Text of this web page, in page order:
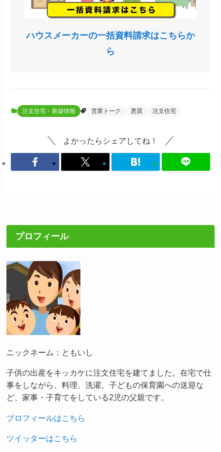
ハウスメーカーの一括資料請求はこちらか
ら
注文住宅・新築情報 営業トーク 悪質 注文住宅
よかったらシェアしてね！
プロフィール
ニックネーム：ともいし
子供の出産をキッカケに注文住宅を建てました。在宅で仕
事をしながら、料理、洗濯、子どもの保育園への送迎な
ど、家事・子育てをしている2児の父親です。
プロフィールはこちら
ツイッターはこちら